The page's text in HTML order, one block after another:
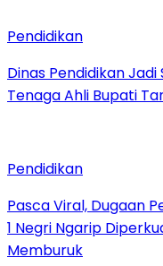
Pendidikan
Dinas Pendidikan
Tenaga Ahli Bupati
Pendidikan
Pasca Viral, Dugaan
1 Negri Ngarip
Memburuk